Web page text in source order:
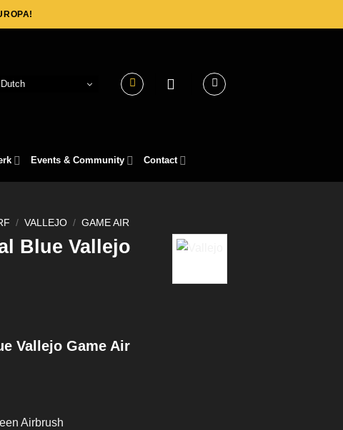
Events & Community Contact
/ VALLEJO / GAME AIR
Blue Vallejo
Vallejo Game Air
Airbrush